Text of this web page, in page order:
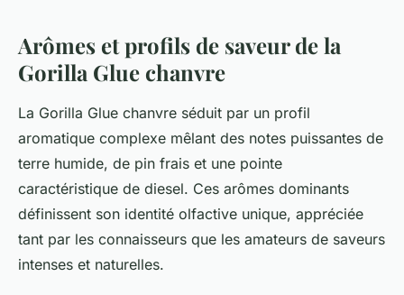
Arômes et profils de saveur de la
Gorilla Glue chanvre
La Gorilla Glue chanvre séduit par un profil
aromatique complexe mêlant des notes puissantes de
terre humide, de pin frais et une pointe
caractéristique de diesel. Ces arômes dominants
définissent son identité olfactive unique, appréciée
tant par les connaisseurs que les amateurs de saveurs
intenses et naturelles.